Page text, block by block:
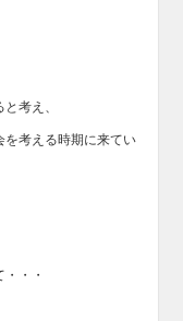
考え、
を考える時期に来てい
・・